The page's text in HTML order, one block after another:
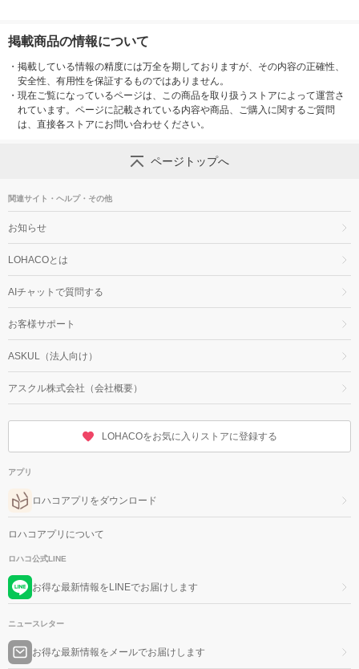
掲載商品の情報について
・ 掲載している情報の精度には万全を期しておりますが、その内容の正確性、
安全性、有用性を保証するものではありません。
・ 現在ご覧になっているページは、この商品を取り扱うストアによって運営さ
れています。ページに記載されている内容や商品、ご購入に関するご質問
は、直接各ストアにお問い合わせください。
ページトップへ
関連サイト・ヘルプ・その他
お知らせ
LOHACOとは
AIチャットで質問する
お客様サポート
ASKUL（法人向け）
アスクル株式会社（会社概要）
LOHACOをお気に入りストアに登録する
アプリ
ロハコアプリをダウンロード
ロハコアプリについて
ロハコ公式LINE
お得な最新情報をLINEでお届けします
ニュースレター
お得な最新情報をメールでお届けします